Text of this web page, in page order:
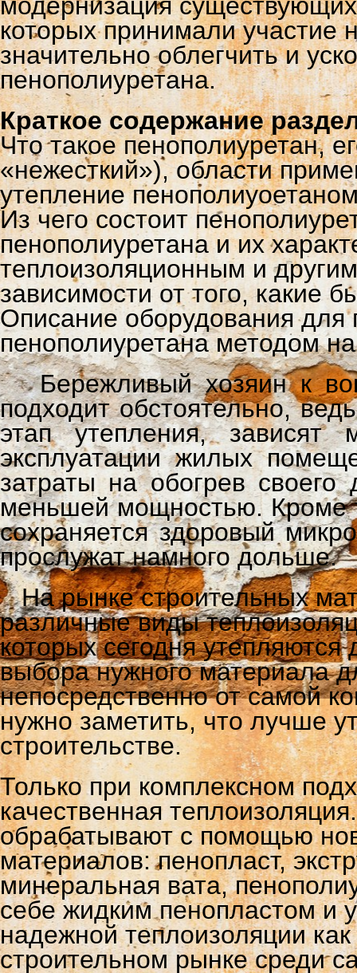
которых принимали участие
значительно облегчить и
пенополиуретана.
Краткое содержание
Что такое пенополиуретан,
«нежесткий»), области
утепление
Из чего состоит
пенополиуретана и их
теплоизоляционным и
зависимости от того, какие
Описание оборудования для
пенополиуретана методом
Бережливый хозяин к
подходит обстоятельно,
этап утепления, зависят
эксплуатации жилых
затраты на обогрев
меньшей мощностью. Кроме
сохраняется здоровый
прослужат намного дольше.
На рынке строительных
различные виды
которых сегодня
выбора нужного материала
непосредственно от самой
нужно заметить, что лучше
строительстве.
Только при комплексном
качественная
обрабатывают с помощью
материалов: пенопласт,
минеральная вата,
себе жидким пенопластом и
надежной теплоизоляции
строительном рынке среди